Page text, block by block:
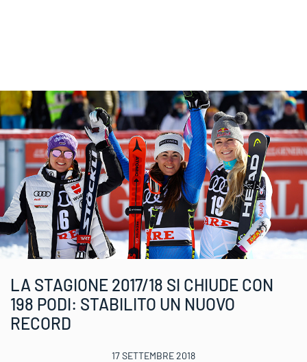
LA STAGIONE 2017/18 SI CHIUDE CON
198 PODI: STABILITO UN NUOVO
RECORD
17 SETTEMBRE 2018